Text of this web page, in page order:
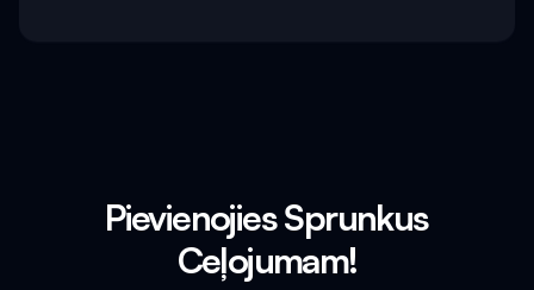
Pievienojies Sprunkus
Ceļojumam!